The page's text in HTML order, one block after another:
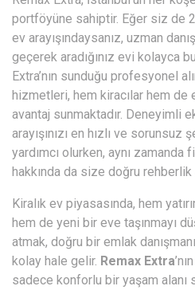
portföyüne sahiptir. Eğer siz de
ev arayışındaysanız, uzman
geçerek aradığınız evi kolayca
Extra’nın sunduğu profesyonel
hizmetleri, hem kiracılar hem
avantaj sunmaktadır. Deneyimli
arayışınızı en hızlı ve sorunsuz
yardımcı olurken, aynı zamanda
hakkında da size doğru rehberlik
Kiralık ev piyasasında, hem
hem de yeni bir eve taşınmayı
atmak, doğru bir emlak
kolay hale gelir. Remax Extra
sadece konforlu bir yaşam alanı